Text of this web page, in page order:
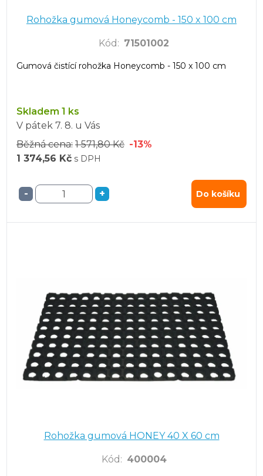
Rohožka gumová Honeycomb - 150 x 100 cm
Kód : 71501002
Gumová čistící rohožka Honeycomb - 150 x 100 cm
Skladem 1 ks
V pátek 7. 8. u Vás
Běžná cena: 1 571,80 Kč -13%
1 374,56 Kč s DPH
- + Do košíku
Rohožka gumová HONEY 40 X 60 cm
Kód : 400004